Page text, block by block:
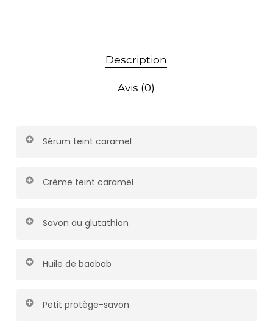
Description
Avis (0)
Sérum teint caramel
Pour un teint lumineux et éclatant.
Crème teint caramel
Hydratation et unification pour un fini satiné.
Savon au glutathion
Nettoie en profondeur et illumine la peau.
Huile de baobab
Nourrit intensément et protège la peau.
Petit protège-savon